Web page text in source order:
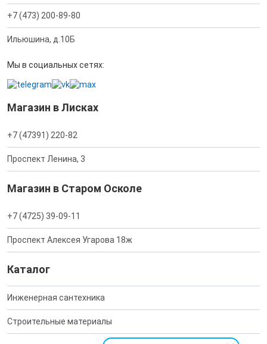
+7 (473) 200-89-80
Ильюшина, д.10Б
Мы в социальных сетях:
Магазин в Лисках
+7 (47391) 220-82
Проспект Ленина, 3
Магазин в Старом Осколе
+7 (4725) 39-09-11
Проспект Алексея Угарова 18ж
Каталог
Инженерная сантехника
Строительные материалы